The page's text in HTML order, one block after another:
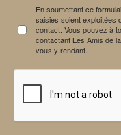
En soumettant ce
saisies soient exploitées
contact. Vous pouvez à
contactant Les Amis de
vous y rendant.